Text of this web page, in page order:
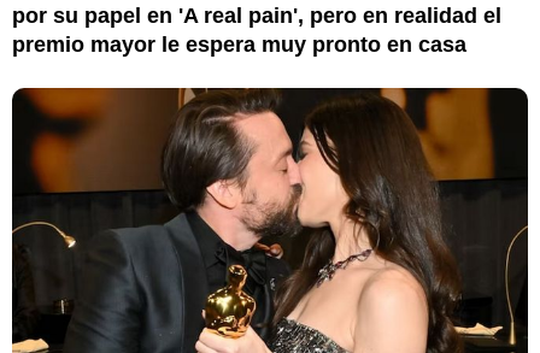
por su papel en 'A real pain', pero en realidad el
premio mayor le espera muy pronto en casa